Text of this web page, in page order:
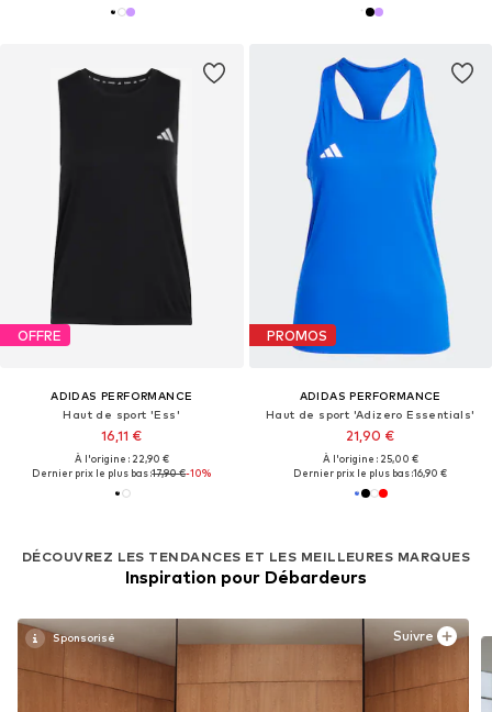
OFFRE
ADIDAS PERFORMANCE
Haut de sport 'Ess'
16,11 €
À l'origine : 22,90 €
Dernier prix le plus bas :17,90 €-10%
PROMOS
ADIDAS PERFORMANCE
Haut de sport 'Adizero Essentials'
21,90 €
À l'origine : 25,00 €
Dernier prix le plus bas :16,90 €
DÉCOUVREZ LES TENDANCES ET LES MEILLEURES MARQUES
Inspiration pour Débardeurs
Suivre